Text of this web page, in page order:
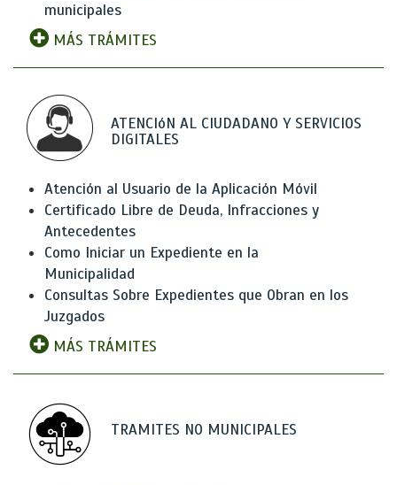
municipales
MÁS TRÁMITES
ATENCIóN AL CIUDADANO Y SERVICIOS
DIGITALES
Atención al Usuario de la Aplicación Móvil
Certificado Libre de Deuda, Infracciones y
Antecedentes
Como Iniciar un Expediente en la
Municipalidad
Consultas Sobre Expedientes que Obran en los
Juzgados
MÁS TRÁMITES
TRAMITES NO MUNICIPALES